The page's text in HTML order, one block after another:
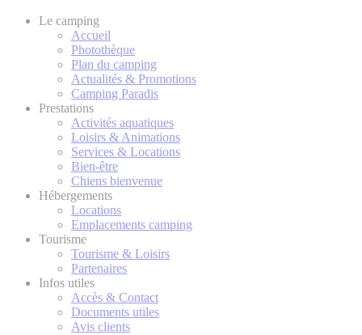
Le camping
Accueil
Photothèque
Plan du camping
Actualités & Promotions
Camping Paradis
Prestations
Activités aquatiques
Loisirs & Animations
Services & Locations
Bien-être
Chiens bienvenue
Hébergements
Locations
Emplacements camping
Tourisme
Tourisme & Loisirs
Partenaires
Infos utiles
Accès & Contact
Documents utiles
Avis clients